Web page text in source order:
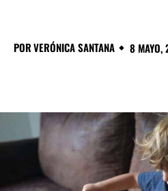
PORVERÓNICA SANTANA 8